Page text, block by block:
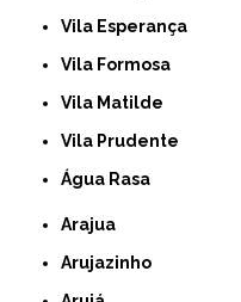
Vila Esperança
Vila Formosa
Vila Matilde
Vila Prudente
Água Rasa
Arajua
Arujazinho